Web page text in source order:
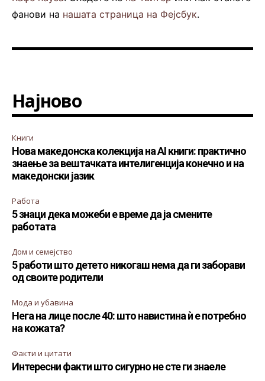
фанови на нашата страница на Фејсбук.
Најново
Книги
Нова македонска колекција на AI книги: практично
знаење за вештачката интелигенција конечно и на
македонски јазик
Работа
5 знаци дека можеби е време да ја смените
работата
Дом и семејство
5 работи што детето никогаш нема да ги заборави
од своите родители
Мода и убавина
Нега на лице после 40: што навистина ѝ е потребно
на кожата?
Факти и цитати
Интересни факти што сигурно не сте ги знаеле